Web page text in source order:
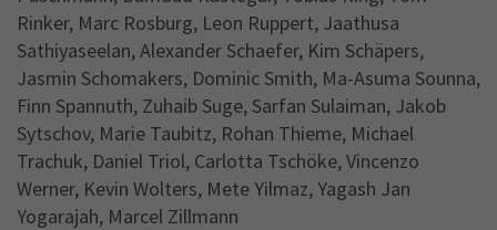
Rinker, Marc Rosburg, Leon Ruppert, Jaathusa
Sathiyaseelan, Alexander Schaefer, Kim Schäpers,
Jasmin Schomakers, Dominic Smith, Ma-Asuma Sounna,
Finn Spannuth, Zuhaib Suge, Sarfan Sulaiman, Jakob
Sytschov, Marie Taubitz, Rohan Thieme, Michael
Trachuk, Daniel Triol, Carlotta Tschöke, Vincenzo
Werner, Kevin Wolters, Mete Yilmaz, Yagash Jan
Yogarajah, Marcel Zillmann